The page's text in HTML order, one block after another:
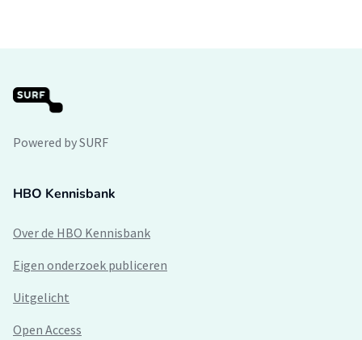
Powered by SURF
HBO Kennisbank
Over de HBO Kennisbank
Eigen onderzoek publiceren
Uitgelicht
Open Access